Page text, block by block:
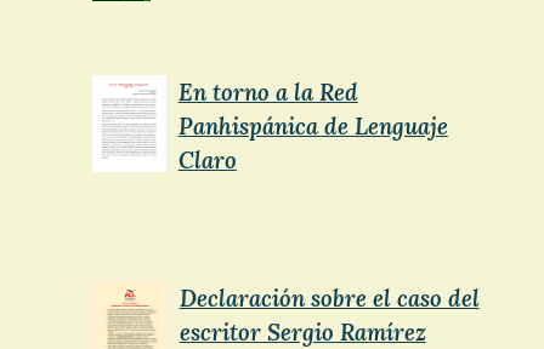
En torno a la Red
Panhispánica de Lenguaje
Claro
Declaración sobre el caso del
escritor Sergio Ramírez